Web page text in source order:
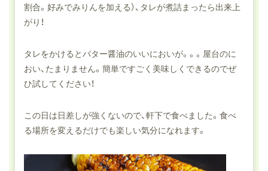
割合。好みでみりんを加える）、タレが煮詰まったら出来上
がり！
タレをかけるとバター醤油のいいにおいが。。。屋台のに
おい、たまりません。簡単ですごく美味しくできるのでぜ
ひ試してください！
この日は日差しが強くないので、軒下で食べました。食べ
る場所を変えるだけでも楽しい気分になれます。